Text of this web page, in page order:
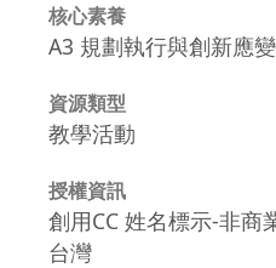
核心素養
A3 規劃執行與創新應變
資源類型
教學活動
授權資訊
創用CC 姓名標示-非商
台灣